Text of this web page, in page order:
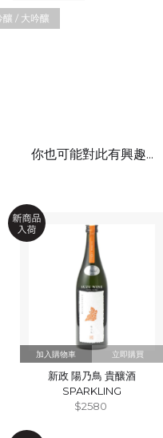
釀 / 大吟釀
你也可能對此有興趣...
立即購買
新政 陽乃鳥 貴釀酒
SPARKLING
$2580